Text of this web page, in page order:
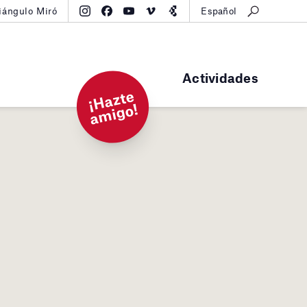
Actividades
Miró Español
¡
H
a
zt
e
a
mi
g
o!